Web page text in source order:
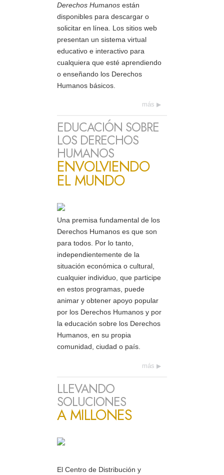
Derechos Humanos están
disponibles para descargar o
solicitar en línea. Los sitios web
presentan un sistema virtual
educativo e interactivo para
cualquiera que esté aprendiendo
o enseñando los Derechos
Humanos básicos.
más
EDUCACIÓN SOBRE
LOS DERECHOS
HUMANOS
ENVOLVIENDO
EL MUNDO
Una premisa fundamental de los
Derechos Humanos es que son
para todos. Por lo tanto,
independientemente de la
situación económica o cultural,
cualquier individuo, que participe
en estos programas, puede
animar y obtener apoyo popular
por los Derechos Humanos y por
la educación sobre los Derechos
Humanos, en su propia
comunidad, ciudad o país.
más
LLEVANDO
SOLUCIONES
A MILLONES
El Centro de Distribución y